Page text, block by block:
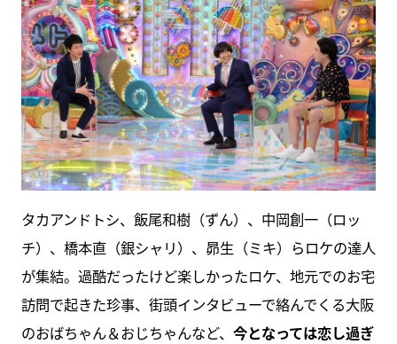
タカアンドトシ、飯尾和樹（ずん）、中岡創一（ロッ
チ）、橋本直（銀シャリ）、昴生（ミキ）らロケの達人
が集結。過酷だったけど楽しかったロケ、地元でのお宅
訪問で起きた珍事、街頭インタビューで絡んでくる大阪
のおばちゃん＆おじちゃんなど、 今となっては恋し過ぎ